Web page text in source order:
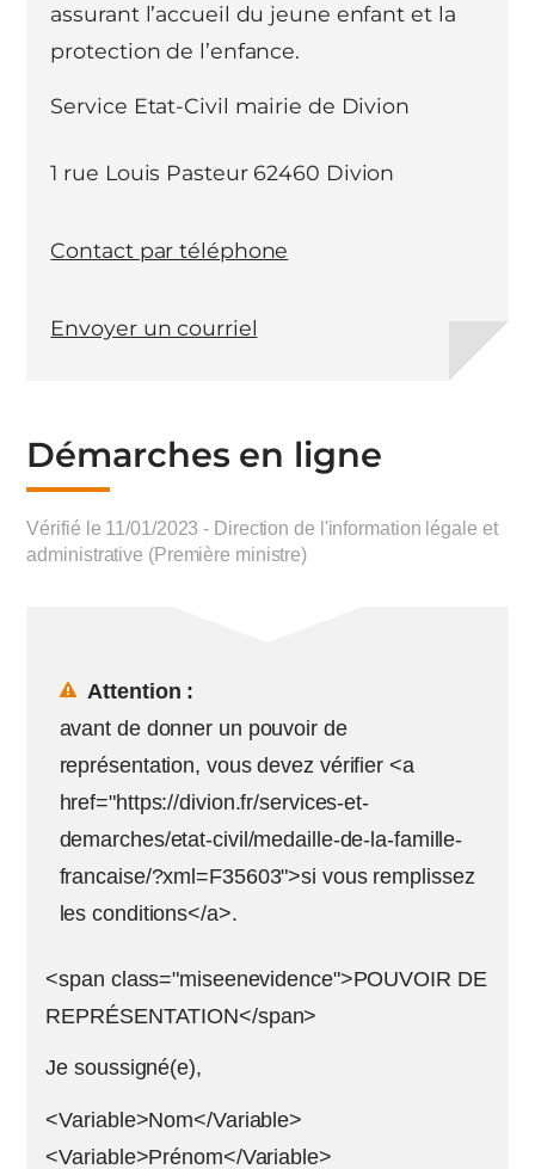
Démarches en ligne
Vérifié le 11/01/2023 - Direction de l'information légale et
administrative (Première ministre)
Attention :
avant de donner un pouvoir de
représentation, vous devez vérifier <a
href="https://divion.fr/services-et-
demarches/etat-civil/medaille-de-la-famille-
francaise/?xml=F35603">si vous remplissez
les conditions</a>.
<span class="miseenevidence">POUVOIR DE
REPRÉSENTATION</span>
Je soussigné(e),
<Variable>Nom</Variable>
<Variable>Prénom</Variable>
assurant l’accueil du jeune enfant et la
protection de l’enfance.
Service Etat-Civil mairie de Divion
1 rue Louis Pasteur 62460 Divion
Contact par téléphone
Envoyer un courriel